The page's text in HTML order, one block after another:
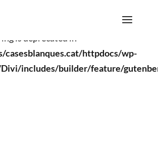
Passing null to parameter #1
is deprecated in
httpdocs/wp-
includes/builder/feature/